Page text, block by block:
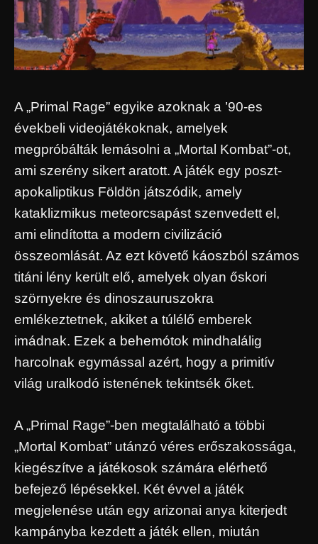
A „Primal Rage” egyike azoknak a ’90-es
évekbeli videojátékoknak, amelyek
megpróbálták lemásolni a „Mortal Kombat”-ot,
ami szerény sikert aratott. A játék egy poszt-
apokaliptikus Földön játszódik, amely
kataklizmikus meteorcsapást szenvedett el,
ami elindította a modern civilizáció
összeomlását. Az ezt követő káoszból számos
titáni lény került elő, amelyek olyan őskori
szörnyekre és dinoszauruszokra
emlékeztetnek, akiket a túlélő emberek
imádnak. Ezek a behemótok mindhalálig
harcolnak egymással azért, hogy a primitív
világ uralkodó istenének tekintsék őket.
A „Primal Rage”-ben megtalálható a többi
„Mortal Kombat” utánzó véres erőszakossága,
kiegészítve a játékosok számára elérhető
befejező lépésekkel. Két évvel a játék
megjelenése után egy arizonai anya kiterjedt
kampányba kezdett a játék ellen, miután